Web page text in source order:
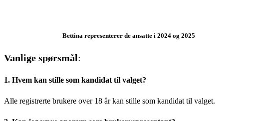
Bettina representerer de ansatte i 2024 og 2025
Vanlige spørsmål:
1. Hvem kan stille som kandidat til valget?
Alle registrerte brukere over 18 år kan stille som kandidat til valget.